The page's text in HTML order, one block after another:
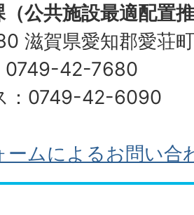
公共施設最適配置
滋賀県愛知郡愛荘
0749-42-7680
：0749-42-6090
ームによるお問い合